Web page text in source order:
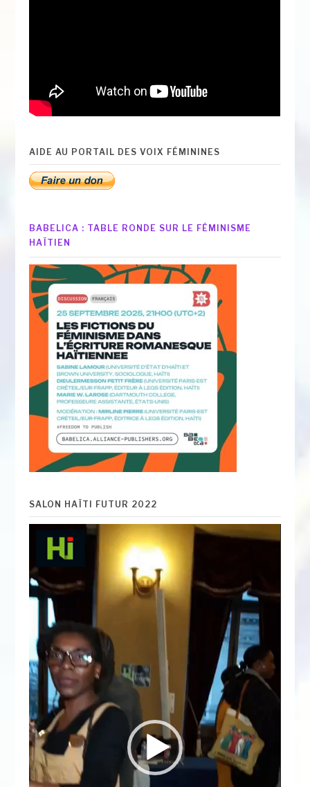
AIDE AU PORTAIL DES VOIX FÉMININES
BABELICA : TABLE RONDE SUR LE FÉMINISME
HAÏTIEN
SALON HAÏTI FUTUR 2022